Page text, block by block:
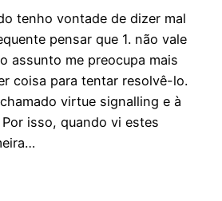
tenho vontade de dizer mal
pensar que 1. não vale
assunto me preocupa mais
coisa para tentar resolvê-lo.
virtue signalling e à
isso, quando vi estes